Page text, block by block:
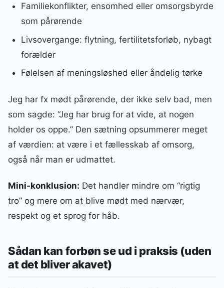
Familiekonflikter, ensomhed eller omsorgsbyrde
som pårørende
Livsovergange: flytning, fertilitetsforløb, nybagt
forælder
Følelsen af meningsløshed eller åndelig tørke
Jeg har fx mødt pårørende, der ikke selv bad, men
som sagde: “Jeg har brug for at vide, at nogen
holder os oppe.” Den sætning opsummerer meget
af værdien: at være i et fællesskab af omsorg,
også når man er udmattet.
Mini-konklusion: Det handler mindre om “rigtig
tro” og mere om at blive mødt med nærvær,
respekt og et sprog for håb.
Sådan kan forbøn se ud i praksis (uden
at det bliver akavet)